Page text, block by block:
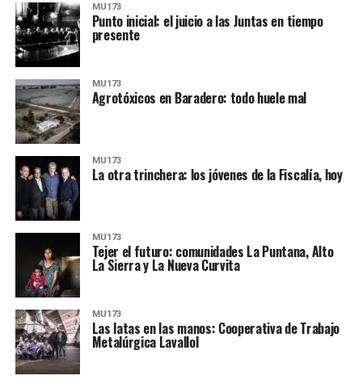
MU173
Punto inicial: el juicio a las Juntas en tiempo
presente
MU173
Agrotóxicos en Baradero: todo huele mal
MU173
La otra trinchera: los jóvenes de la Fiscalía, hoy
MU173
Tejer el futuro: comunidades La Puntana, Alto
La Sierra y La Nueva Curvita
MU173
Las latas en las manos: Cooperativa de Trabajo
Metalúrgica Lavallol